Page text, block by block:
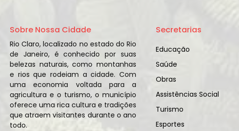
Sobre Nossa Cidade
Rio Claro, localizado no estado do Rio
de Janeiro, é conhecido por suas
belezas naturais, como montanhas
e rios que rodeiam a cidade. Com
uma economia voltada para a
agricultura e o turismo, o município
oferece uma rica cultura e tradições
que atraem visitantes durante o ano
todo.
Secretarias
Educação
Saúde
Obras
Assistências Social
Turismo
Esportes